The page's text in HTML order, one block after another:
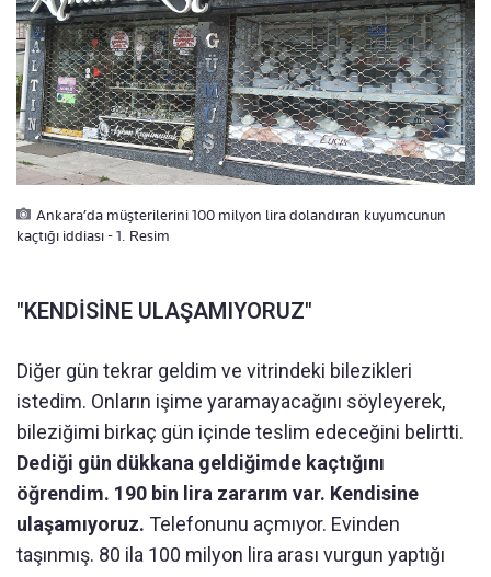
Ankara’da müşterilerini 100 milyon lira dolandıran kuyumcunun
kaçtığı iddiası - 1. Resim
"KENDİSİNE ULAŞAMIYORUZ"
Diğer gün tekrar geldim ve vitrindeki bilezikleri
istedim. Onların işime yaramayacağını söyleyerek,
bileziğimi birkaç gün içinde teslim edeceğini belirtti.
Dediği gün dükkana geldiğimde kaçtığını
öğrendim. 190 bin lira zararım var. Kendisine
ulaşamıyoruz. Telefonunu açmıyor. Evinden
taşınmış. 80 ila 100 milyon lira arası vurgun yaptığı